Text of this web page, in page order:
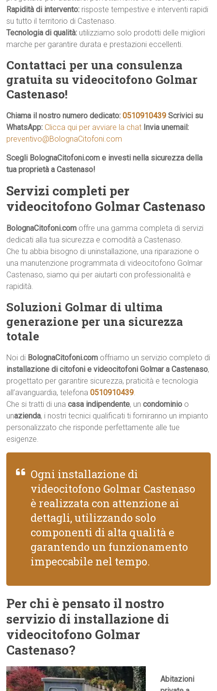
Rapidità di intervento: risposte tempestive e interventi rapidi
su tutto il territorio di Castenaso.
Tecnologia di qualità: utilizziamo solo prodotti delle migliori
marche per garantire durata e prestazioni eccellenti.
Contattaci per una consulenza
gratuita su videocitofono Golmar
Castenaso!
Chiama il nostro numero dedicato:0510910439 Scrivici su
WhatsApp: Clicca qui per avviare la chat Invia unemail:
preventivo@BolognaCitofoni.com
Scegli BolognaCitofoni.com e investi nella sicurezza della
tua proprietà a Castenaso!
Servizi completi per
videocitofono Golmar Castenaso
BolognaCitofoni.com offre una gamma completa di servizi
dedicati alla tua sicurezza e comodità a Castenaso.
Che tu abbia bisogno di uninstallazione, una riparazione o
una manutenzione programmata di videocitofono Golmar
Castenaso, siamo qui per aiutarti con professionalità e
rapidità.
Soluzioni Golmar di ultima
generazione per una sicurezza
totale
Noi di BolognaCitofoni.com offriamo un servizio completo di
installazione di citofoni e videocitofoni Golmar a Castenaso,
progettato per garantire sicurezza, praticità e tecnologia
all’avanguardia, telefona0510910439.
Che si tratti di unacasa indipendente, uncondominio o
unazienda, i nostri tecnici qualificati ti forniranno un impianto
personalizzato che risponde perfettamente alle tue
esigenze.
Ogni installazione di
videocitofono Golmar Castenaso
è realizzata con attenzione ai
dettagli, utilizzando solo
componenti di alta qualità e
garantendo un funzionamento
impeccabile nel tempo.
Per chi è pensato il nostro
servizio di installazione di
videocitofono Golmar
Castenaso?
Abitazioni